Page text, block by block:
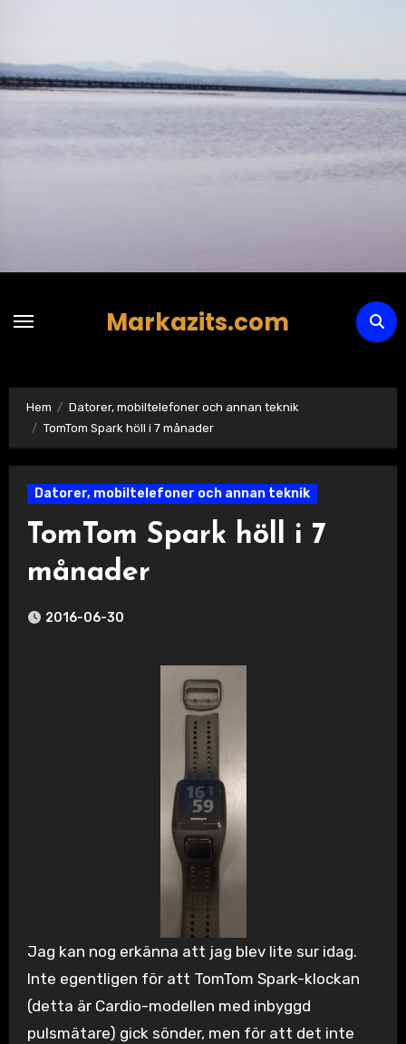
innehåll
Markazits.com
Hem
Datorer, mobiltelefoner och annan teknik
TomTom Spark höll i 7 månader
Datorer, mobiltelefoner och annan teknik
TomTom Spark höll i 7
månader
2016-06-30
Jag kan nog erkänna att jag blev lite sur idag.
Inte egentligen för att TomTom Spark-klockan
(detta är Cardio-modellen med inbyggd
pulsmätare) gick sönder, men för att det inte